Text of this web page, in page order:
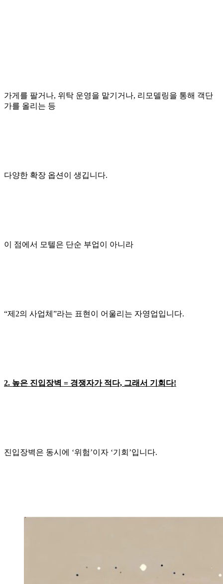
가게를 팔거나, 위탁 운영을 맡기거나, 리모델링을 통해 객단
가를 올리는 등
다양한 확장 옵션이 생깁니다.
이 점에서 모텔은 단순 부업이 아니라
“제2의 사업체”라는 표현이 어울리는 자영업입니다.
2. 높은 진입장벽 = 경쟁자가 적다, 그래서 기회다!
진입장벽은 동시에 ‘위험’이자 ‘기회’입니다.